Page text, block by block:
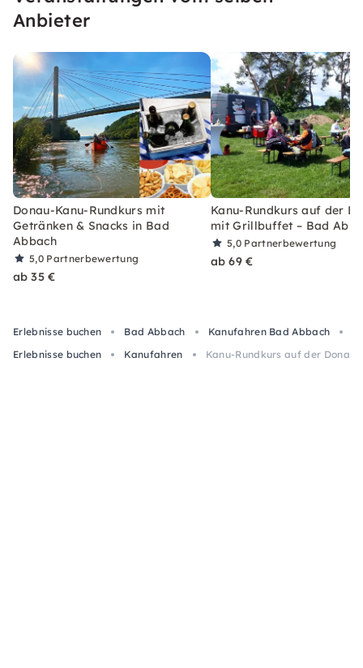
Anbieter
Donau-Kanu-Rundkurs mit
Getränken & Snacks in Bad
Abbach
5,0 Partnerbewertung
ab 35 €
Kanu-Rundkurs auf der
mit Grillbuffet – Bad
5,0 Partnerbewertung
ab 69 €
Erlebnisse buchen Bad Abbach Kanufahren Bad Abbach
Erlebnisse buchen
Kanufahren Kanu-Rundkurs auf der Donau